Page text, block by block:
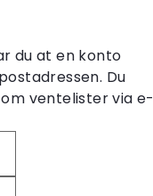
du at en konto
Du
ventelister via e-